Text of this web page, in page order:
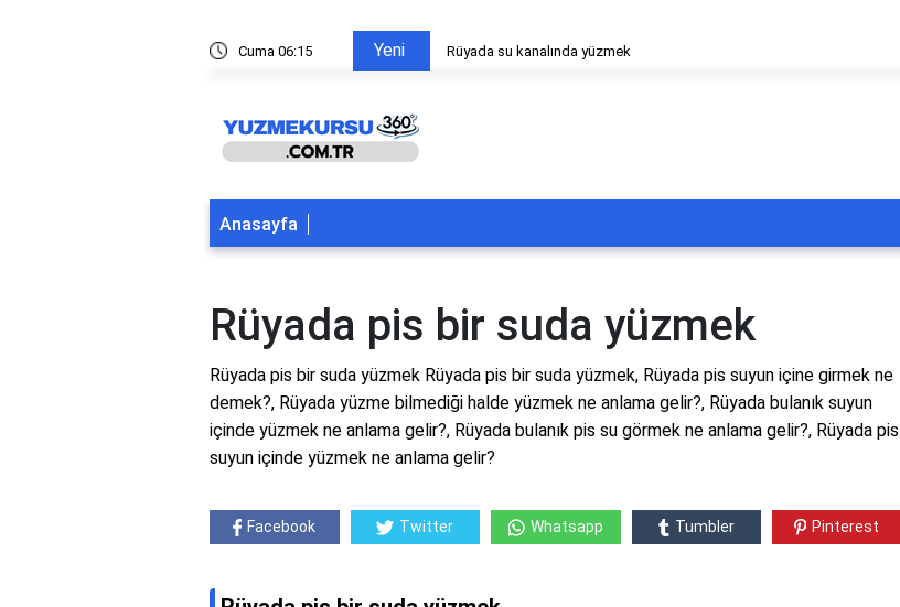
Cuma 06:15 Yeni Rüyada su kanalında yüzmek
Anasayfa
Rüyada pis bir suda yüzmek
Rüyada pis bir suda yüzmek Rüyada pis bir suda yüzmek, Rüyada pis suyun içine girmek ne
demek?, Rüyada yüzme bilmediği halde yüzmek ne anlama gelir?, Rüyada bulanık suyun
içinde yüzmek ne anlama gelir?, Rüyada bulanık pis su görmek ne anlama gelir?, Rüyada pis
suyun içinde yüzmek ne anlama gelir?
Facebook Twitter Whatsapp Tumbler Pinterest